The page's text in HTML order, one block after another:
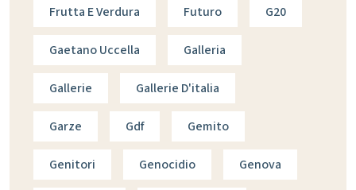
Frutta E Verdura Futuro G20
Gaetano Uccella Galleria
Gallerie Gallerie D'italia
Garze Gdf Gemito
Genitori Genocidio Genova